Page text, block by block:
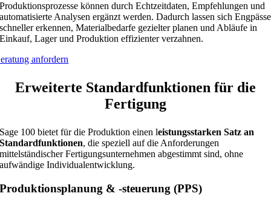
Produktionsprozesse können durch Echtzeitdaten, Empfehlungen und
automatisierte Analysen ergänzt werden. Dadurch lassen sich Engpässe
schneller erkennen, Materialbedarfe gezielter planen und Abläufe in
Einkauf, Lager und Produktion effizienter verzahnen.
anfordern
Erweiterte Standardfunktionen für die
Fertigung
Sage 100 bietet für die Produktion einen leistungsstarken Satz an
Standardfunktionen, die speziell auf die Anforderungen
mittelständischer Fertigungsunternehmen abgestimmt sind, ohne
aufwändige Individualentwicklung.
Produktionsplanung & -steuerung (PPS)